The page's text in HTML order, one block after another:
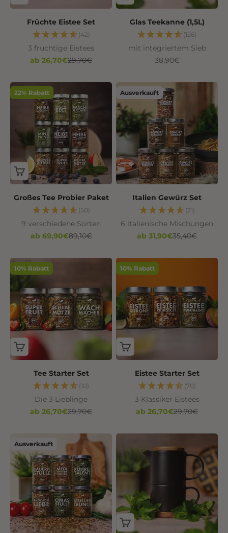
Früchte Eistee Set
(42)
3 fruchtige Eistees
Angebot
ab 26,70€Regulärer Preis
29,70€
Glas Teekanne (1,5L)
(126)
mit integriertem Sieb
Angebot
38,90€
22% Rabatt
Großes Tee Probier Paket
(50)
9 verschiedene Sorten
Angebot
ab 69,90€Regulärer Preis
89,10€
Ausverkauft
Italien Gewürz Set
(21)
6 italienische Mischungen
Angebot
ab 31,90€Regulärer Preis
35,40€
10% Rabatt
Tee Starter Set
(10)
Die 3 Lieblinge
Angebot
ab 26,70€Regulärer Preis
29,70€
10% Rabatt
Eistee Starter Set
(70)
3 Klassiker Eistees
Angebot
ab 26,70€Regulärer Preis
29,70€
Ausverkauft